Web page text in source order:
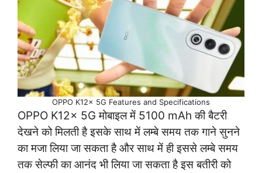
OPPO K12x 5G Features and Specifications
OPPO K12x 5G मोबाइल में 5100 mAh की बैटरी
देखने को मिलती है इसके साथ में लम्बे समय तक गाने सुनने
का मजा लिया जा सकता है और साथ में ही इससे लम्बे समय
तक सेल्फी का आनंद भी लिया जा सकता है इस बतीरी को